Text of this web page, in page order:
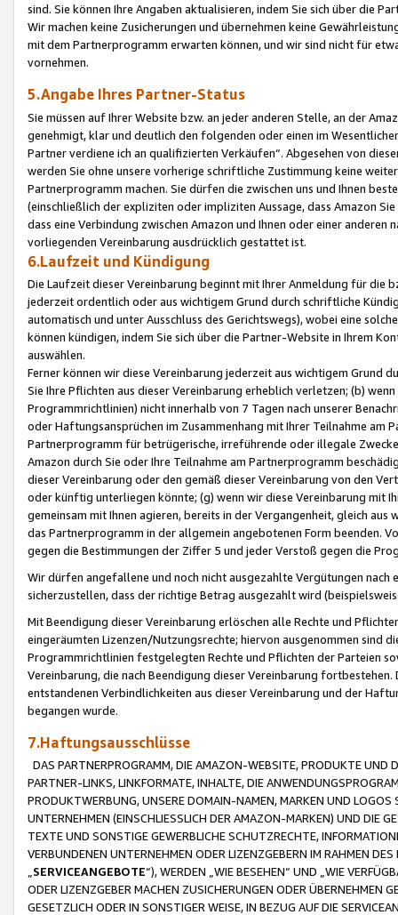
sind. Sie können Ihre Angaben aktualisieren, indem Sie sich über die
Wir machen keine Zusicherungen und übernehmen keine
mit dem Partnerprogramm erwarten können, und wir sind nicht für
vornehmen.
5.Angabe Ihres Partner-Status
Sie müssen auf Ihrer Website bzw. an jeder anderen Stelle, an der
genehmigt, klar und deutlich den folgenden oder einen im
Partner verdiene ich an qualifizierten Verkäufen“. Abgesehen von
werden Sie ohne unsere vorherige schriftliche Zustimmung keine
Partnerprogramm machen. Sie dürfen die zwischen uns und Ihnen
(einschließlich der expliziten oder impliziten Aussage, dass Amazon
dass eine Verbindung zwischen Amazon und Ihnen oder einer
vorliegenden Vereinbarung ausdrücklich gestattet ist.
6.Laufzeit und Kündigung
Die Laufzeit dieser Vereinbarung beginnt mit Ihrer Anmeldung für die
jederzeit ordentlich oder aus wichtigem Grund durch schriftliche
automatisch und unter Ausschluss des Gerichtswegs), wobei eine
können kündigen, indem Sie sich über die Partner-Website in Ihrem
auswählen.
Ferner können wir diese Vereinbarung jederzeit aus wichtigem Grund
Sie Ihre Pflichten aus dieser Vereinbarung erheblich verletzen; (b)
Programmrichtlinien) nicht innerhalb von 7 Tagen nach unserer
oder Haftungsansprüchen im Zusammenhang mit Ihrer Teilnahme am
Partnerprogramm für betrügerische, irreführende oder illegale
Amazon durch Sie oder Ihre Teilnahme am Partnerprogramm
dieser Vereinbarung oder den gemäß dieser Vereinbarung von den
oder künftig unterliegen könnte; (g) wenn wir diese Vereinbarung mit
gemeinsam mit Ihnen agieren, bereits in der Vergangenheit, gleich
das Partnerprogramm in der allgemein angebotenen Form beenden.
gegen die Bestimmungen der Ziffer 5 und jeder Verstoß gegen die
Wir dürfen angefallene und noch nicht ausgezahlte Vergütungen
sicherzustellen, dass der richtige Betrag ausgezahlt wird
Mit Beendigung dieser Vereinbarung erlöschen alle Rechte und
eingeräumten Lizenzen/Nutzungsrechte; hiervon ausgenommen sind
Programmrichtlinien festgelegten Rechte und Pflichten der Parteien
Vereinbarung, die nach Beendigung dieser Vereinbarung
entstandenen Verbindlichkeiten aus dieser Vereinbarung und der
begangen wurde.
7.Haftungsausschlüsse
DAS PARTNERPROGRAMM, DIE AMAZON-WEBSITE, PRODUKTE UND
PARTNER-LINKS, LINKFORMATE, INHALTE, DIE
PRODUKTWERBUNG, UNSERE DOMAIN-NAMEN, MARKEN UND
UNTERNEHMEN (EINSCHLIESSLICH DER AMAZON-MARKEN) UND DIE
TEXTE UND SONSTIGE GEWERBLICHE SCHUTZRECHTE,
VERBUNDENEN UNTERNEHMEN ODER LIZENZGEBERN IM RAHMEN
SERVICEANGEBOTE“), WERDEN „WIE BESEHEN“ UND „WIE
ODER LIZENZGEBER MACHEN ZUSICHERUNGEN ODER ÜBERNEHMEN
GESETZLICH ODER IN SONSTIGER WEISE, IN BEZUG AUF DIE